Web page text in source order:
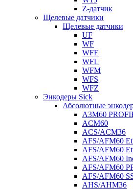
Z-датчик
Щелевые датчики
Щелевые датчики
UF
WF
WFE
WFL
WFM
WFS
WFZ
Энкодеры Sick
Абсолютные
A3M60
ACM60
ACS/ACM36
AFS/AFM60
AFS/AFM60
AFS/AFM60
AFS/AFM60
AFS/AFM60
AHS/AHM36